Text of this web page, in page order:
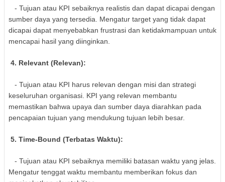
- Tujuan atau KPI sebaiknya realistis dan dapat dicapai dengan
sumber daya yang tersedia. Mengatur target yang tidak dapat
dicapai dapat menyebabkan frustrasi dan ketidakmampuan untuk
mencapai hasil yang diinginkan.
4. Relevant (Relevan):
- Tujuan atau KPI harus relevan dengan misi dan strategi
keseluruhan organisasi. KPI yang relevan membantu
memastikan bahwa upaya dan sumber daya diarahkan pada
pencapaian tujuan yang mendukung tujuan lebih besar.
5. Time-Bound (Terbatas Waktu):
- Tujuan atau KPI sebaiknya memiliki batasan waktu yang jelas.
Mengatur tenggat waktu membantu memberikan fokus dan